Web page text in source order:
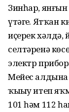
Зинһар, янғын
үтәгеҙ. Ятҡан
иҫерек хәлдә,
селтәренә
электр
Мейес алдына
ҡыҙыу итеп
101 һәм 112